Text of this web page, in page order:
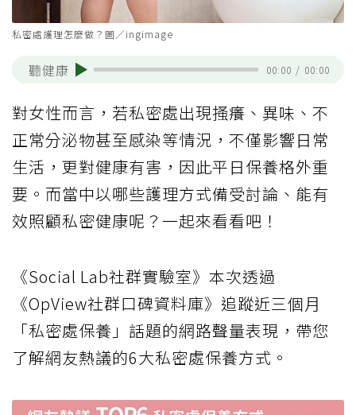
私密處護理怎麼做？圖／ingimage
聽健康 00:00 / 00:00
對女性而言，若私密處出現搔癢、異味、不
正常分泌物甚至感染等情況，不僅影響日常
生活，更對健康有害，因此平日保養格外重
要。而當中以哪些護理方式備受討論、能有
效照顧私密健康呢？一起來看看吧！
《Social Lab社群實驗室》本次透過
《OpView社群口碑資料庫》追蹤近三個月
「私密處保養」話題的網路聲量表現，帶您
了解網友熱議的6大私密處保養方式。